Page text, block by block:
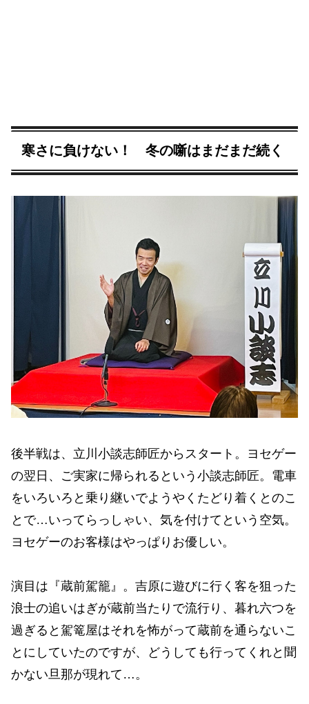
寒さに負けない！ 冬の噺はまだまだ続く
後半戦は、立川小談志師匠からスタート。ヨセゲー
の翌日、ご実家に帰られるという小談志師匠。電車
をいろいろと乗り継いでようやくたどり着くとのこ
とで…いってらっしゃい、気を付けてという空気。
ヨセゲーのお客様はやっぱりお優しい。
演目は『蔵前駕籠』。吉原に遊びに行く客を狙った
浪士の追いはぎが蔵前当たりで流行り、暮れ六つを
過ぎると駕篭屋はそれを怖がって蔵前を通らないこ
とにしていたのですが、どうしても行ってくれと聞
かない旦那が現れて…。